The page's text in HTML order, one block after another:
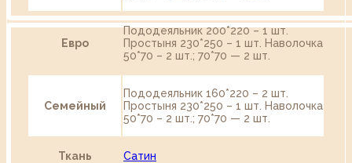
Евро
Пододеяльник 200*220 – 1 шт.
Простыня 230*250 – 1 шт. Наволочка
50*70 – 2 шт.; 70*70 — 2 шт.
Семейный
Пододеяльник 160*220 – 2 шт.
Простыня 230*250 – 1 шт. Наволочка
50*70 – 2 шт.; 70*70 — 2 шт.
Ткань Сатин